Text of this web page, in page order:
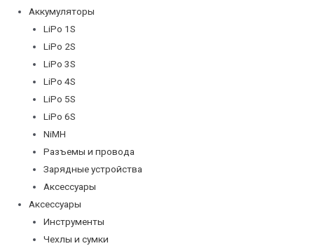
Аккумуляторы
LiPo 1S
LiPo 2S
LiPo 3S
LiPo 4S
LiPo 5S
LiPo 6S
NiMH
Разъемы и провода
Зарядные устройства
Аксессуары
Аксессуары
Инструменты
Чехлы и сумки